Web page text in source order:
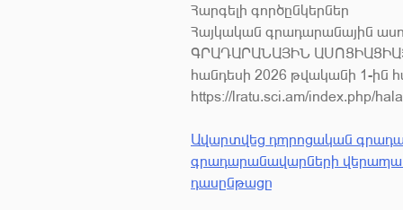
Հարգելի գործընկերներ
Հայկական գրադարանային
ԳՐԱԴԱՐԱՆԱՅԻՆ
հանդեսի 2026 թվականի 1-ին
https://lratu.sci.am/index.php/hala
Գրառումների
նավարկումը
Ավարտվեց դպրոցական
գրադարանավարների
դասընթացը